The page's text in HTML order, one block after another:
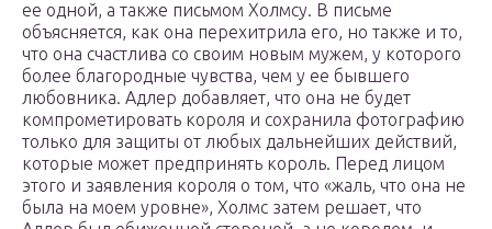
ее одной, а также письмом Холмсу. В письме
объясняется, как она перехитрила его, но также и то,
что она счастлива со своим новым мужем, у которого
более благородные чувства, чем у ее бывшего
любовника. Адлер добавляет, что она не будет
компрометировать короля и сохранила фотографию
только для защиты от любых дальнейших действий,
которые может предпринять король. Перед лицом
этого и заявления короля о том, что «жаль, что она не
была на моем уровне», Холмс затем решает, что